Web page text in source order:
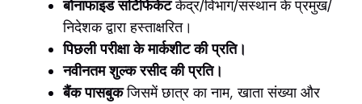
बोनाफाइड सर्टिफिकेटकेंद्र/विभाग/संस्थान के प्रमुख/
निदेशक द्वारा हस्ताक्षरित।
पिछली परीक्षा के मार्कशीट की प्रति।
नवीनतम शुल्क रसीद की प्रति।
बैंक पासबुकजिसमें छात्र का नाम, खाता संख्या और